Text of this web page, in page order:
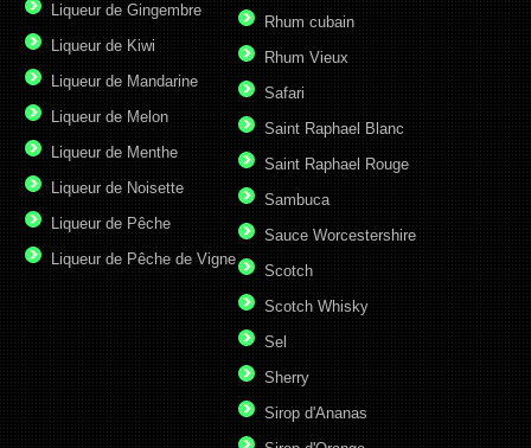
Liqueur de Gingembre
Liqueur de Kiwi
Liqueur de Mandarine
Liqueur de Melon
Liqueur de Menthe
Liqueur de Noisette
Liqueur de Pêche
Liqueur de Pêche de Vigne
Rhum cubain
Rhum Vieux
Safari
Saint Raphael Blanc
Saint Raphael Rouge
Sambuca
Sauce Worcestershire
Scotch
Scotch Whisky
Sel
Sherry
Sirop d'Ananas